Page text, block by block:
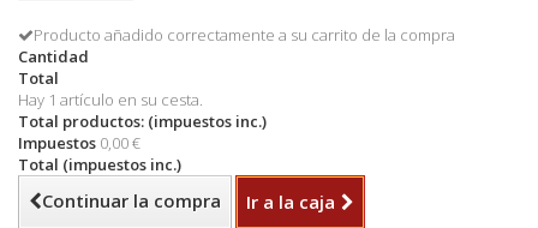
Producto añadido correctamente a su carrito de la compra
Cantidad
Total
Hay 1 artículo en su cesta.
Total productos: (impuestos inc.)
Impuestos 0,00 €
Total (impuestos inc.)
Continuar la compra Ir a la caja